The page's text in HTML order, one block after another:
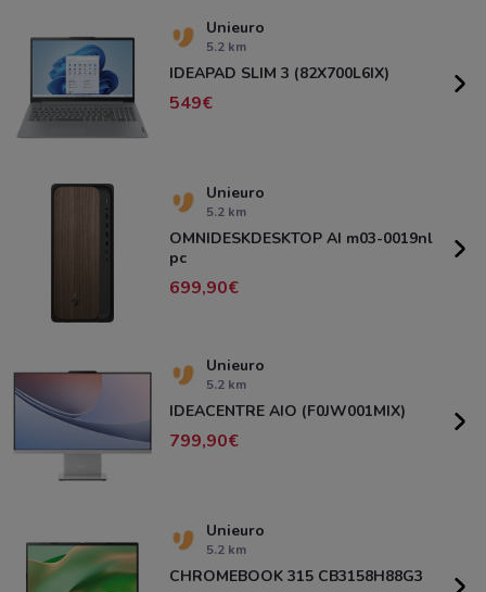
Unieuro
5.2 km
IDEAPAD SLIM 3 (82X700L6IX)
549
Unieuro
5.2 km
OMNIDESKDESKTOP AI m03-0019nl
pc
699,90
Unieuro
5.2 km
IDEACENTRE AIO (F0JW001MIX)
799,90
Unieuro
5.2 km
CHROMEBOOK 315 CB3158H88G3